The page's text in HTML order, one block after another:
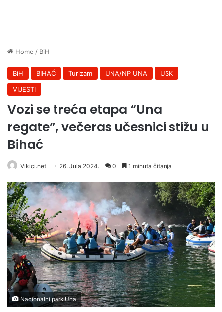
Home / BiH
BiH BIHAĆ Turizam UNA/NP UNA
USK
VIJESTI
Vozi se treća etapa “Una
regate”, večeras učesnici stižu u
Bihać
Vikici.net 26. Jula 2024. 0 1 minuta čitanja
Nacionalni park Una